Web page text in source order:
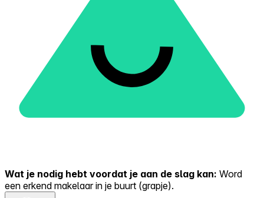
Wat je nodig hebt voordat je aan de slag kan: Word
een erkend makelaar in je buurt (grapje).